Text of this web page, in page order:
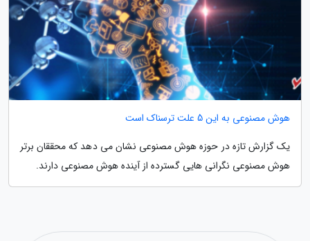
هوش مصنوعی به این 5 علت ترسناک است
یک گزارش تازه در حوزه هوش مصنوعی نشان می دهد که محققان برتر
هوش مصنوعی نگرانی هایی گسترده از آینده هوش مصنوعی دارند.